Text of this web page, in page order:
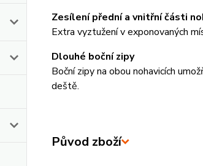
Zesílení přední a vnitřní části
Extra vyztužení v exponovaných
Dlouhé boční zipy
Boční zipy na obou nohavicích
deště.
Původ zboží